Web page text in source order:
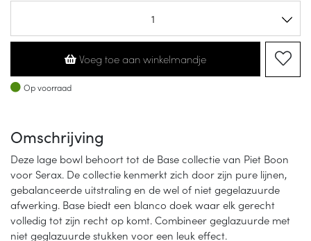
Voeg toe aan winkelmandje
Op voorraad
Op voorraad
Omschrijving
Deze lage bowl behoort tot de Base collectie van Piet Boon
voor Serax. De collectie kenmerkt zich door zijn pure lijnen,
gebalanceerde uitstraling en de wel of niet gegelazuurde
afwerking. Base biedt een blanco doek waar elk gerecht
volledig tot zijn recht op komt. Combineer geglazuurde met
niet geglazuurde stukken voor een leuk effect.